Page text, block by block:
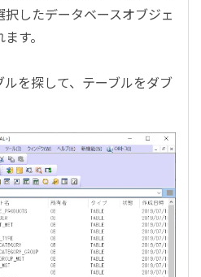
したデータベースオブジェ
す。
を探して、テーブルをダブ